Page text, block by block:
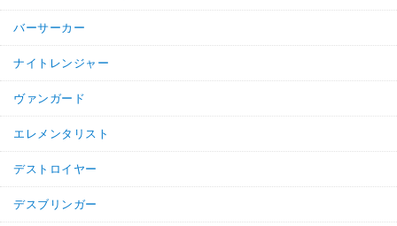
バーサーカー
ナイトレンジャー
ヴァンガード
エレメンタリスト
デストロイヤー
デスブリンガー